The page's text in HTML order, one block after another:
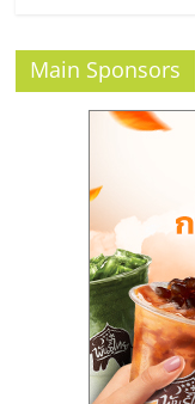
รน
ปรึกษา
แฟ
Main Sponsors